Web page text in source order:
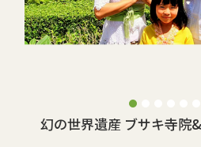
幻の世界遺産 ブサキ寺院